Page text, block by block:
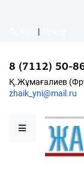
Қалалықтар
Қоғам
|
8 (7112) 50-
Қ.Жұмағалиев
zhaik_yni@mail.ru